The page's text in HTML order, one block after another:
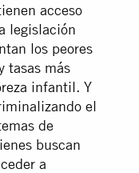
acceso
legislación
los peores
tasas más
infantil. Y
el
de
buscan
a